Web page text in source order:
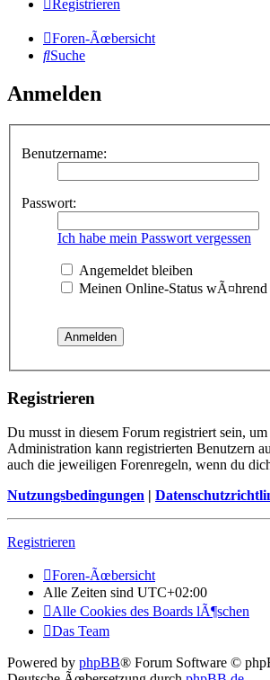
Registrieren
Foren-Ãœbersicht
Suche
Anmelden
Benutzername:
Passwort:
Ich habe mein Passwort vergessen
Angemeldet bleiben
Meinen Online-Status wÃ¤hrend
Registrieren
Du musst in diesem Forum registriert sein,
Administration kann registrierten Benutzern
auch die jeweiligen Forenregeln, wenn du
Nutzungsbedingungen |
Registrieren
Foren-Ãœbersicht
Alle Zeiten sind UTC+02:00
Alle Cookies des Boards lÃ¶schen
Das Team
Powered by phpBB® Forum Software ©